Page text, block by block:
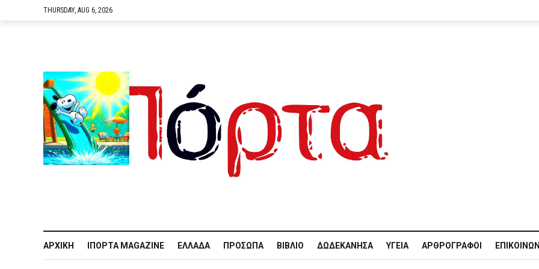
THURSDAY, AUG 6, 2026
ΑΡΧΙΚΉ IΠΌΡΤΑ MAGAZINE ΕΛΛΆΔΑ ΠΡΌΣΩΠΑ ΒΙΒΛΊΟ ΔΩΔΕΚΆΝΗΣΑ ΥΓΕΊΑ ΑΡΘΡΟΓΡΆΦΟΙ